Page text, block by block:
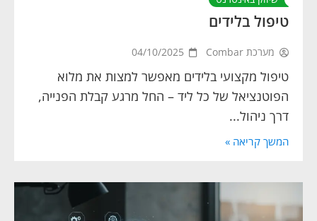
טיפול בלידים
מערכת Combar 04/10/2025
טיפול מקצועי בלידים מאפשר למצות את מלוא
הפוטנציאל של כל ליד – החל מרגע קבלת הפנייה,
דרך ניהול...
המשך קריאה »